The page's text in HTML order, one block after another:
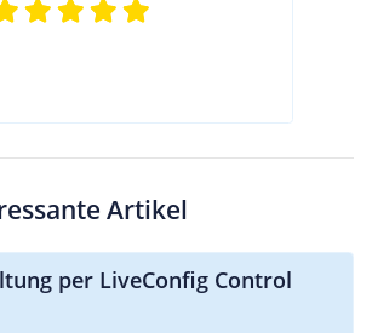
Artikel
per LiveConfig Control